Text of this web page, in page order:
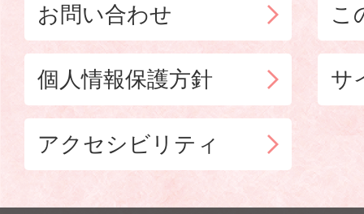
お問い合わせ こ
個人情報保護方針 サ
アクセシビリティ